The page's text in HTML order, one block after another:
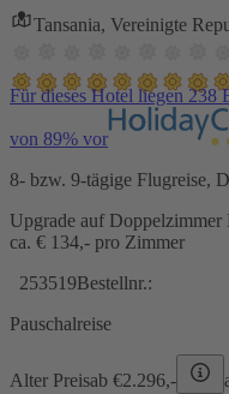
Tansania, Vereinigte
Für dieses Hotel liegen 238
von 89% vor
8- bzw. 9-tägige Flugreise,
Upgrade auf
ca. € 134,- pro Zimmer
253519Bestellnr.:
Pauschalreise
Alter Preisab €2.296,-